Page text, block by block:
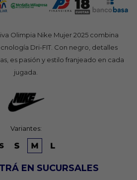
Olimpia Nike Mujer 2025 combina
Dri-FIT. Con negro, detalles
es pasión y estilo franjeado en cada
jugada.
Variantes:
EN SUCURSALES